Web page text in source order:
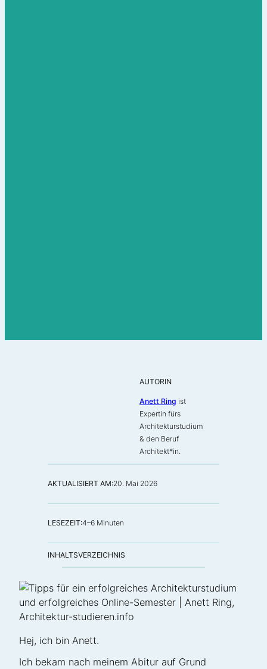
AUTORIN
Anett Ring ist
Expertin fürs
Architekturstudium
& den Beruf
Architekt*in
AKTUALISIERT AM:20. Mai 2026
LESEZEIT:4–6 Minuten
INHALTSVERZEICHNIS
Hej, ich bin Anett.
Ich bekam nach meinem Abitur auf Grund